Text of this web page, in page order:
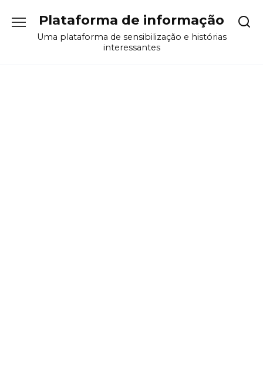
содержанию
Plataforma de informação
Uma plataforma de sensibilização e histórias
interessantes